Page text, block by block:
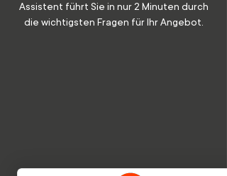
Assistent führt Sie in nur 2 Minuten durch
die wichtigsten Fragen für Ihr Angebot.